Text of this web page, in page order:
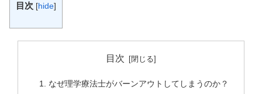
目次 [hide]
目次
なぜ理学療法士がバーンアウトしてしまうのか？